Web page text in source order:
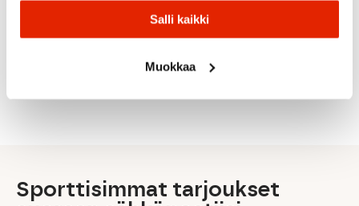
Salli kaikki
Muokkaa
oli:
on:
Anorakki
Alkuperäinen
oli:
on:
Villatakki
Nano Puff
Vest
Miesten
Miesten
Miesten
Sporttisimmat tarjoukset